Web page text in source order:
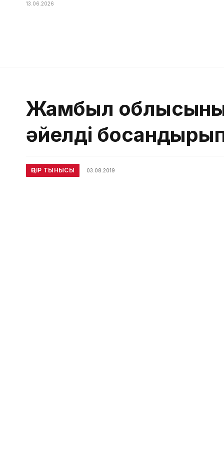
13.06.2026
Жамбыл облысының
әйелді
ӨҢІР ТЫНЫСЫ 03.08.2019